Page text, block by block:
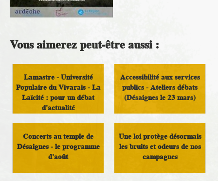
Vous aimerez peut-être aussi :
Lamastre - Université
Populaire du Vivarais - La
Laïcité : pour un débat
d'actualité
Accessibilité aux services
publics - Ateliers débats
(Désaignes le 23 mars)
Concerts au temple de
Désaignes - le programme
d'août
Une loi protège désormais
les bruits et odeurs de nos
campagnes